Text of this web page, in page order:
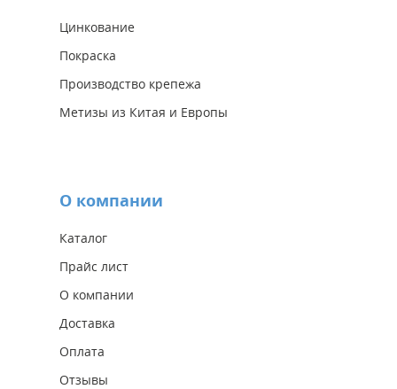
Цинкование
Покраска
Производство крепежа
Метизы из Китая и Европы
О компании
Каталог
Прайс лист
О компании
Доставка
Оплата
Отзывы